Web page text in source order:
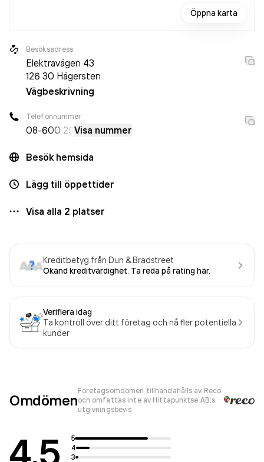
Öppna karta
Besöksadress
Elektravägen 43
126 30 Hägersten
Vägbeskrivning
Telefonnummer
08-600 29 Visa nummer
Besök hemsida
Lägg till öppettider
Visa alla 2 platser
Kreditbetyg från Dun & Bradstreet
Okänd kreditvärdighet. Ta reda på rating här.
Verifiera idag
Ta kontroll över ditt företag och nå fler potentiella
kunder
Omdömen
Företagsomdömen tillhandahålls av Reco
och omfattas inte av Hittapunktse AB:s
utgivningsbevis
4.5
5
4
3